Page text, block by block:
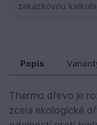
zakázkovou
Popis
Thermo dřevo je
zcela ekologické